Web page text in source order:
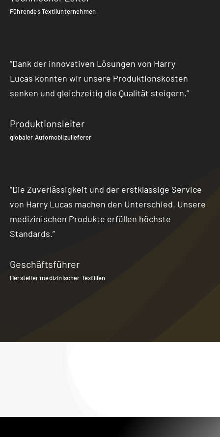
Führendes Textilunternehmen
“Dank der innovativen Lösungen von Harry
Lucas konnten wir unsere Produktionskosten
senken und gleichzeitig die Qualität steigern.”
Produktionsleiter
globaler Automobilzulieferer
“Die Zuverlässigkeit und der erstklassige Service
von Harry Lucas machen den Unterschied. Unsere
medizinischen Produkte erfüllen höchste
Standards.”
Geschäftsführer
Hersteller medizinischer Textilien